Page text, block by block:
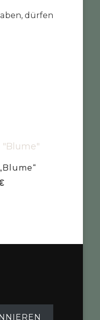
dürfen